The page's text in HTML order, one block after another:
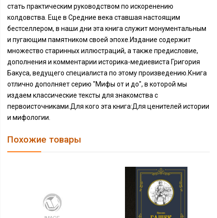
стать практическим руководством по искоренению
колдовства. Еще в Средние века ставшая настоящим
бестселлером, в наши дни эта книга служит монументальным
и пугающим памятником своей эпохе.Издание содержит
множество старинных иллюстраций, а также предисловие,
дополнения и комментарии историка-медиевиста Григория
Бакуса, ведущего специалиста по этому произведению.Книга
отлично дополняет серию "Мифы от и до", в которой мы
издаем классические тексты для знакомства с
первоисточниками.Для кого эта книга:Для ценителей истории
и мифологии.
Похожие товары